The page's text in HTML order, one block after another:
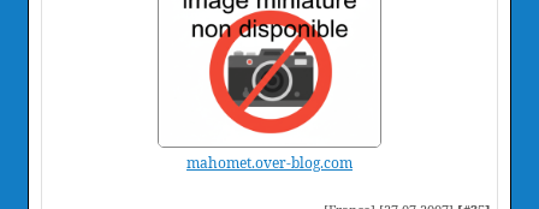
mahomet.over-blog.com